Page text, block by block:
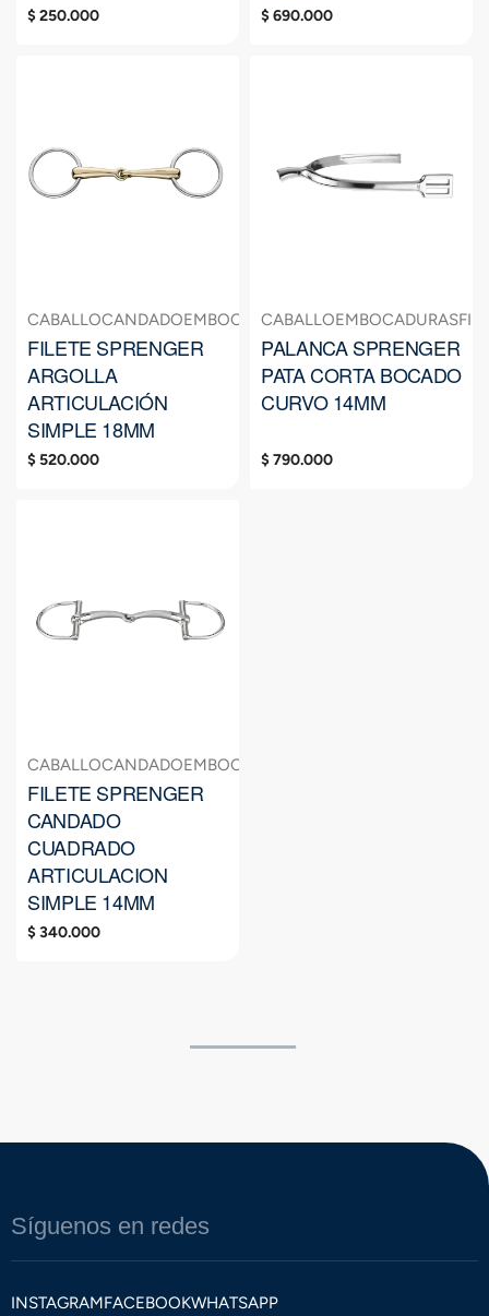
$250.000 $690.000
CABALLOCANDADOEMBOCADURASFILETE
FILETE SPRENGER
ARGOLLA
ARTICULACIÓN
SIMPLE 18MM
$520.000
CABALLOEMBOCADURAS
PALANCA SPRENGER
PATA CORTA BOCADO
CURVO 14MM
$790.000
CABALLOCANDADOEMBOCADURAS
FILETE SPRENGER
CANDADO
CUADRADO
ARTICULACION
SIMPLE 14MM
$340.000
Síguenos en redes
INSTAGRAMFACEBOOKWHATSAPP